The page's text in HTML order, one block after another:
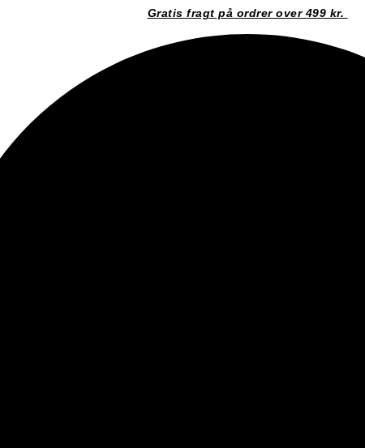
Gratis fragt på ordrer over 499 kr.